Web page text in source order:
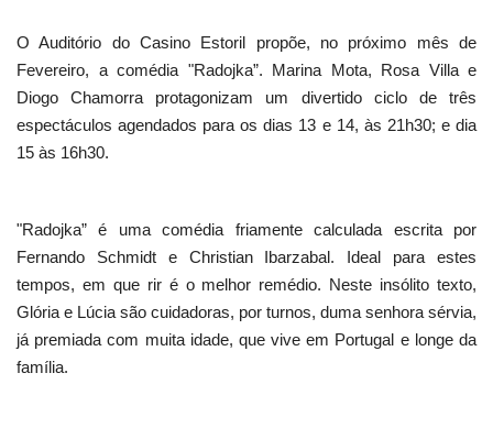
O Auditório do Casino Estoril propõe, no próximo mês de
Fevereiro, a comédia "Radojka”. Marina Mota, Rosa Villa e
Diogo Chamorra protagonizam um divertido ciclo de três
espectáculos agendados para os dias 13 e 14, às 21h30; e dia
15 às 16h30.
"Radojka” é uma comédia friamente calculada escrita por
Fernando Schmidt e Christian Ibarzabal. Ideal para estes
tempos, em que rir é o melhor remédio. Neste insólito texto,
Glória e Lúcia são cuidadoras, por turnos, duma senhora sérvia,
já premiada com muita idade, que vive em Portugal e longe da
família.